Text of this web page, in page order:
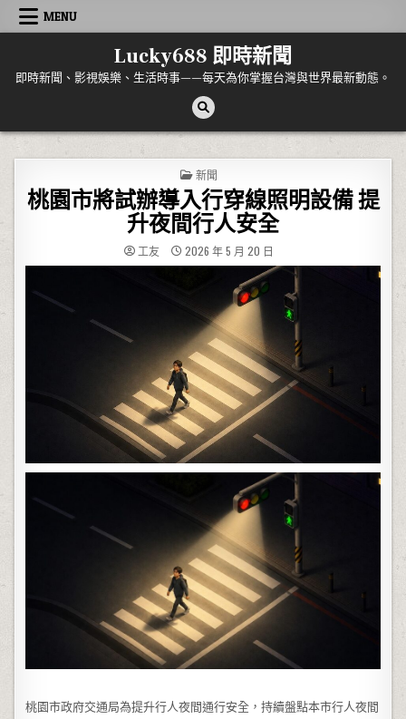
Skip to content
MENU
Lucky688 即時新聞
即時新聞、影視娛樂、生活時事——每天為你掌握台灣與世界最新動態。
POSTED IN
新聞
桃園市將試辦導入行穿線照明設備 提
升夜間行人安全
工友 2026 年 5 月 20 日
桃園市政府交通局為提升行人夜間通行安全，持續盤點本市行人夜間